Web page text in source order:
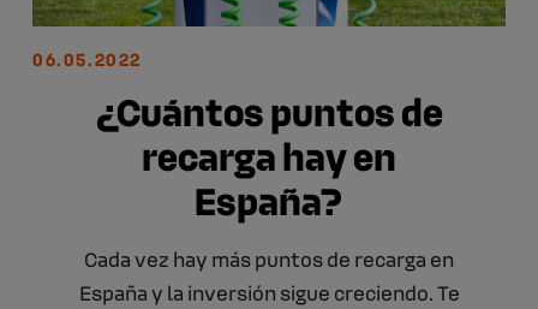
06.05.2022
¿Cuántos puntos de
recarga hay en
España?
Cada vez hay más puntos de recarga en
España y la inversión sigue creciendo. Te